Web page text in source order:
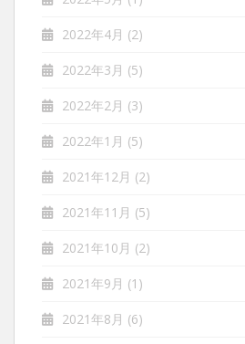
2022年4月 (2)
2022年3月 (5)
2022年2月 (3)
2022年1月 (5)
2021年12月 (2)
2021年11月 (5)
2021年10月 (2)
2021年9月 (1)
2021年8月 (6)